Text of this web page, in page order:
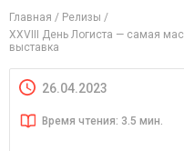
Главная
Релизы
ХXVIII День Логиста — самая
выставка
26.04.2023
Время чтения: 3.5 мин.